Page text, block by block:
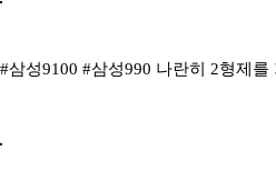
#삼성9100 #삼성990 나란히 2형제